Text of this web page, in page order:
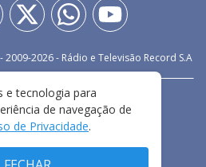
2009-2026- Rádio e Televisão Record S.A
CONOSCO
PRIVACIDADE
CONDIÇÕES DE USO
e tecnologia para
de navegação de
de Privacidade.